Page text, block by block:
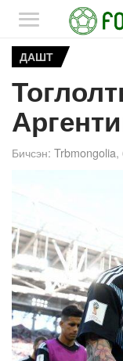
ДАШТ
Бичсэн: Trbmongolia,